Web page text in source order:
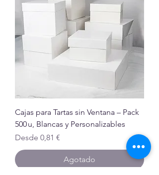
Cajas para Tartas sin Ventana – Pack
500 u, Blancas y Personalizables
Desde 0,81 €
Precio de oferta
Agotado